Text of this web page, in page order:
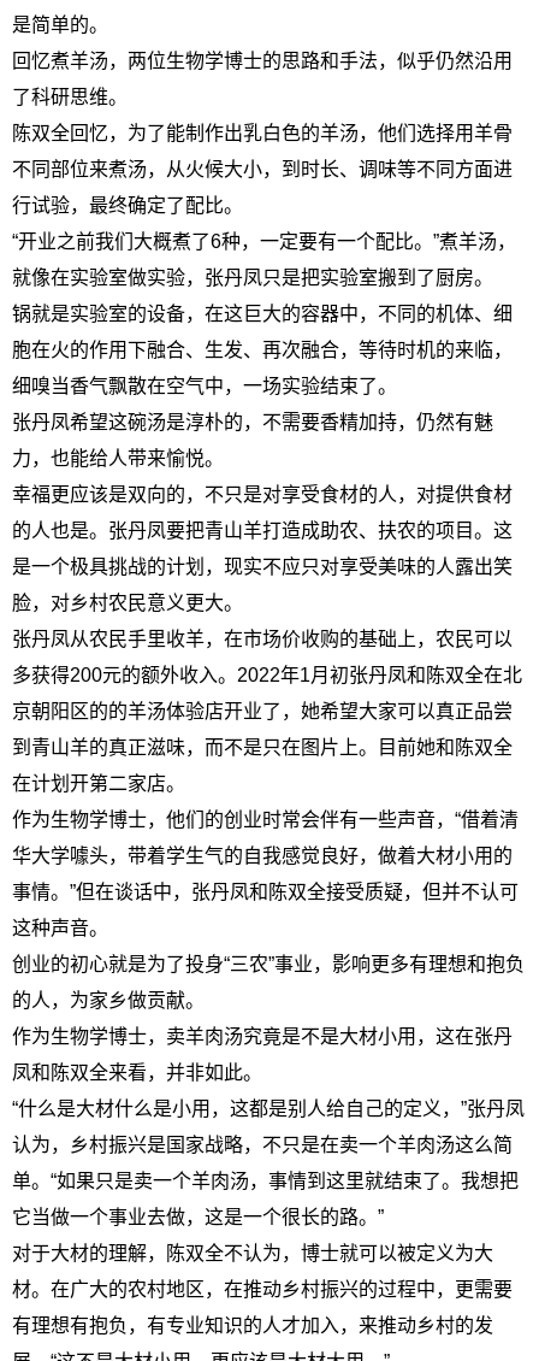
是简单的。
回忆煮羊汤，两位生物学博士的思路和手法，似乎仍然沿用
了科研思维。
陈双全回忆，为了能制作出乳白色的羊汤，他们选择用羊骨
不同部位来煮汤，从火候大小，到时长、调味等不同方面进
行试验，最终确定了配比。
“开业之前我们大概煮了6种，一定要有一个配比。”煮羊汤，
就像在实验室做实验，张丹凤只是把实验室搬到了厨房。
锅就是实验室的设备，在这巨大的容器中，不同的机体、细
胞在火的作用下融合、生发、再次融合，等待时机的来临，
细嗅当香气飘散在空气中，一场实验结束了。
张丹凤希望这碗汤是淳朴的，不需要香精加持，仍然有魅
力，也能给人带来愉悦。
幸福更应该是双向的，不只是对享受食材的人，对提供食材
的人也是。张丹凤要把青山羊打造成助农、扶农的项目。这
是一个极具挑战的计划，现实不应只对享受美味的人露出笑
脸，对乡村农民意义更大。
张丹凤从农民手里收羊，在市场价收购的基础上，农民可以
多获得200元的额外收入。2022年1月初张丹凤和陈双全在北
京朝阳区的的羊汤体验店开业了，她希望大家可以真正品尝
到青山羊的真正滋味，而不是只在图片上。目前她和陈双全
在计划开第二家店。
作为生物学博士，他们的创业时常会伴有一些声音，“借着清
华大学噱头，带着学生气的自我感觉良好，做着大材小用的
事情。”但在谈话中，张丹凤和陈双全接受质疑，但并不认可
这种声音。
创业的初心就是为了投身“三农”事业，影响更多有理想和抱负
的人，为家乡做贡献。
作为生物学博士，卖羊肉汤究竟是不是大材小用，这在张丹
凤和陈双全来看，并非如此。
“什么是大材什么是小用，这都是别人给自己的定义，”张丹凤
认为，乡村振兴是国家战略，不只是在卖一个羊肉汤这么简
单。“如果只是卖一个羊肉汤，事情到这里就结束了。我想把
它当做一个事业去做，这是一个很长的路。”
对于大材的理解，陈双全不认为，博士就可以被定义为大
材。在广大的农村地区，在推动乡村振兴的过程中，更需要
有理想有抱负，有专业知识的人才加入，来推动乡村的发